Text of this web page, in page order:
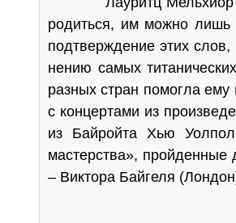
родиться, им можно лишь
подтверждение этих
нению самых
разных стран помогла
с концертами из
из Байройта Хью
мастерства», пройденные
– Виктора Байгеля